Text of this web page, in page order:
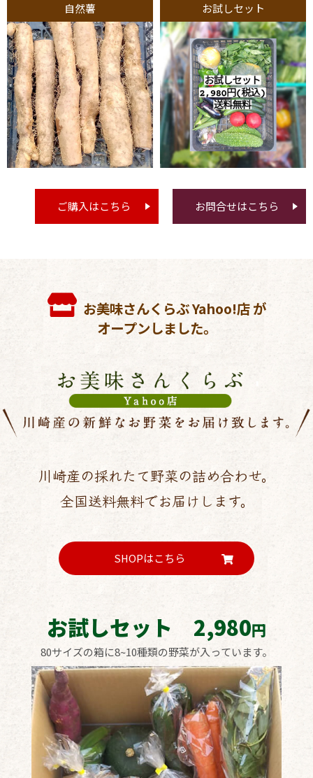
自然薯 お試しセット
お問合せはこちら
ご購入はこちら
お美味さんくらぶ Yahoo!店 が
オープンしました。
川崎産の採れたて野菜の詰め合わせ。
全国送料無料でお届けします。
SHOPはこちら
お試しセット 2,980円
80サイズの箱に8~10種類の野菜が入っています。